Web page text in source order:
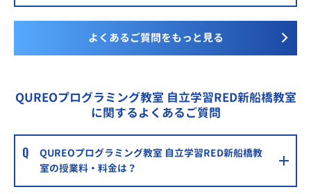
JR津田沼駅下車徒歩2分
森塾北習志野校
JR総武線/東京メトロ東西線/東葉高速鉄道西船橋駅徒歩1分
新京成線「三咲駅」から東へ徒歩約11分
森塾船橋校
JR 総武線船橋駅徒歩３分
よくあるご質問をもっと見る
QUREOプログラミング教室 自立学習RED新船橋教室
に関するよくあるご質問
QUREOプログラミング教室 自立学習RED新船橋教
室の授業料・料金は？